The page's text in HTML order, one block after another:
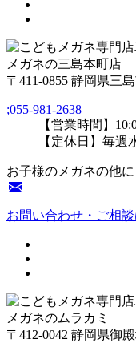
メガネの三島本町店
〒411-0855 静岡県三
;055-981-2638
【営業時間】
【定休日】毎週
お子様のメガネの他
お問い合わせ・ご相
メガネのムラカミ
〒412-0042 静岡県御